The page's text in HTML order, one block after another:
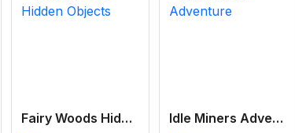
Fairy Woods Hidden Objects Idle Miners Adventure